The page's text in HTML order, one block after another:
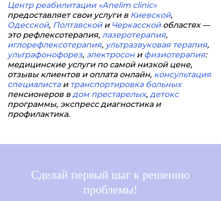
Центр реабилитации «Anelim clinic»
предоставляет свои услуги в Киевской,
Одесской, Полтавскойи Черкасскойобластях —
это рефлексотерапия, лазеротерапия,
иглорефлексотерапия, ультразвуковая терапия,
ультрафонофорез, электросони физиотерапия:
медицинские услуги по самой низкой цене,
отзывы клиентов и оплата онлайн, консультация
специалистаи транспортировка больных
пенсионеров вдом престарелых, детокс
программы, экспресс диагностика и
профилактика.
Сделай первый шаг к решению
проблемы!